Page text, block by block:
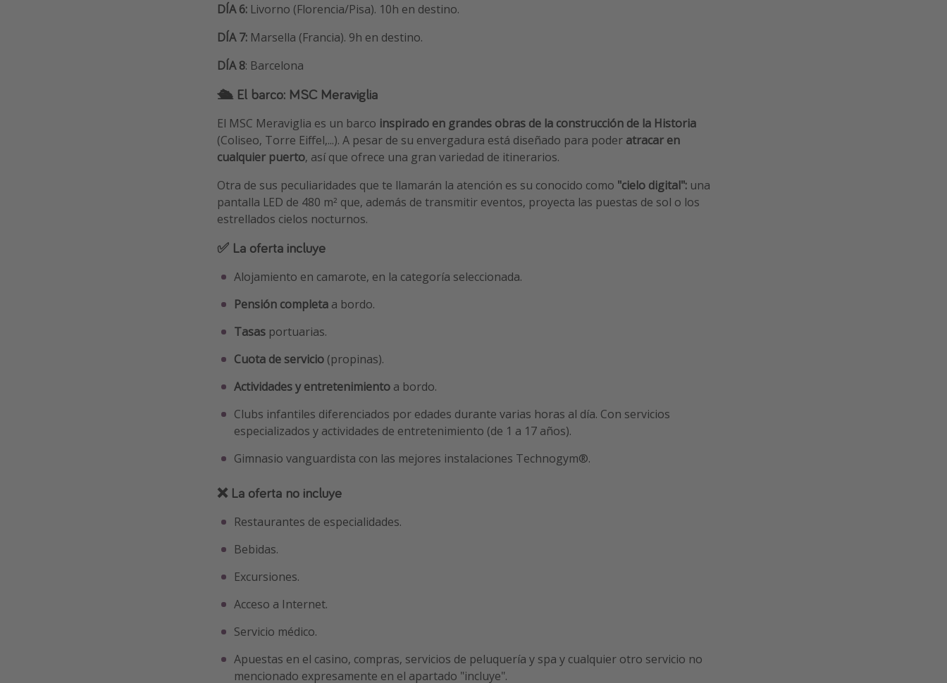
DÍA 6: Livorno (Florencia/Pisa). 10h en destino.
DÍA 7: Marsella (Francia). 9h en destino.
DÍA 8: Barcelona
🛳️ El barco: MSC Meraviglia
El MSC Meraviglia es un barco inspirado en grandes obras de la construcción de la Historia
(Coliseo, Torre Eiffel,...). A pesar de su envergadura está diseñado para poder atracar en
cualquier puerto, así que ofrece una gran variedad de itinerarios.
Otra de sus peculiaridades que te llamarán la atención es su conocido como "cielo digital": una
pantalla LED de 480 m² que, además de transmitir eventos, proyecta las puestas de sol o los
estrellados cielos nocturnos.
✅ La oferta incluye
Alojamiento en camarote, en la categoría seleccionada.
Pensión completa a bordo.
Tasas portuarias.
Cuota de servicio (propinas).
Actividades y entretenimiento a bordo.
Clubs infantiles diferenciados por edades durante varias horas al día. Con servicios
especializados y actividades de entretenimiento (de 1 a 17 años).
Gimnasio vanguardista con las mejores instalaciones Technogym®.
❌ La oferta no incluye
Restaurantes de especialidades.
Bebidas.
Excursiones.
Acceso a Internet.
Servicio médico.
Apuestas en el casino, compras, servicios de peluquería y spa y cualquier otro servicio no
mencionado expresamente en el apartado "incluye".